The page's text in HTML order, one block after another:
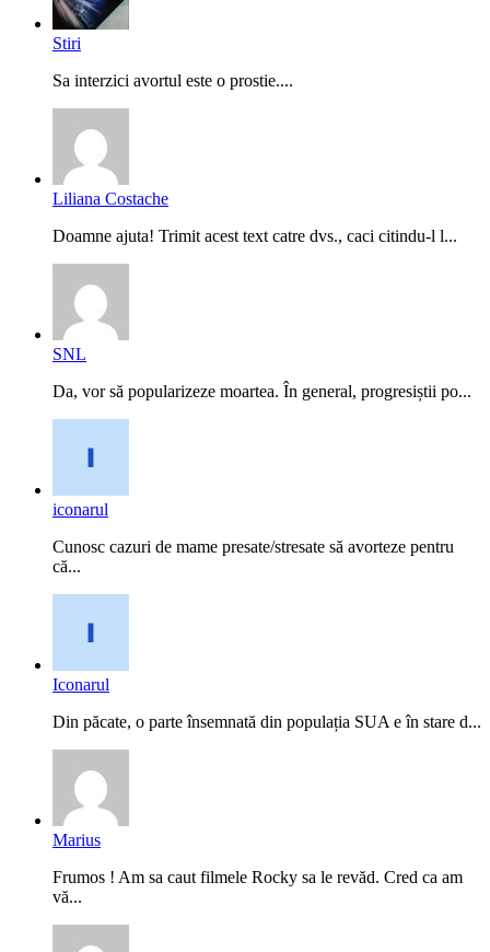
Stiri
Sa interzici avortul este o prostie....
Liliana Costache
Doamne ajuta! Trimit acest text catre dvs., caci citindu-l l...
SNL
Da, vor să popularizeze moartea. În general, progresiștii po...
iconarul
Cunosc cazuri de mame presate/stresate să avorteze pentru
că...
Iconarul
Din păcate, o parte însemnată din populația SUA e în stare d...
Marius
Frumos ! Am sa caut filmele Rocky sa le revăd. Cred ca am
vă...